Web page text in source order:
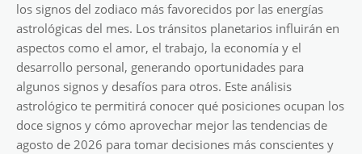
los signos del zodiaco más favorecidos por las energías
astrológicas del mes. Los tránsitos planetarios influirán en
aspectos como el amor, el trabajo, la economía y el
desarrollo personal, generando oportunidades para
algunos signos y desafíos para otros. Este análisis
astrológico te permitirá conocer qué posiciones ocupan los
doce signos y cómo aprovechar mejor las tendencias de
agosto de 2026 para tomar decisiones más conscientes y